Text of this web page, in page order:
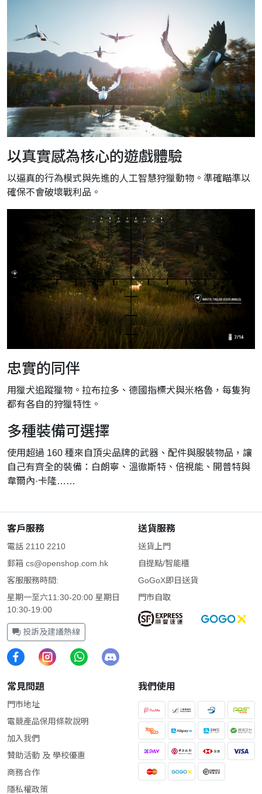
以真實感為核心的遊戲體驗
以逼真的行為模式與先進的人工智慧狩獵動物。準確瞄準以
確保不會破壞戰利品。
忠實的同伴
用獵犬追蹤獵物。拉布拉多、德國指標犬與米格魯，每隻狗
都有各自的狩獵特性。
多種裝備可選擇
使用超過 160 種來自頂尖品牌的武器、配件與服裝物品，讓
自己有齊全的裝備：白朗寧、溫徹斯特、倍視能、開普特與
韋爾內·卡隆……
客戶服務
電話 2110 2210
郵箱 cs@openshop.com.hk
客服服務時間:
星期一至六11:30-20:00 星期日
10:30-19:00
投訴及建議熱線
送貨服務
送貨上門
自提點/智能櫃
GoGoX即日送貨
門市自取
常見問題
門市地址
電競產品保用條款說明
加入我們
贊助活動 及 學校優惠
商務合作
隱私權政策
我們使用